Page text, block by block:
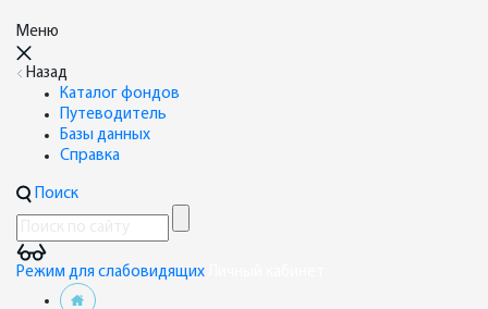
Меню
Назад
Каталог фондов
Путеводитель
Базы данных
Справка
Поиск
Режим для слабовидящих